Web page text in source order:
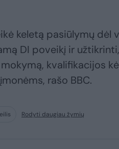
keletą pasiūlymų dėl
DI poveikį ir
kvalifikacijos
rašo BBC.
Rodyti daugiau žymių